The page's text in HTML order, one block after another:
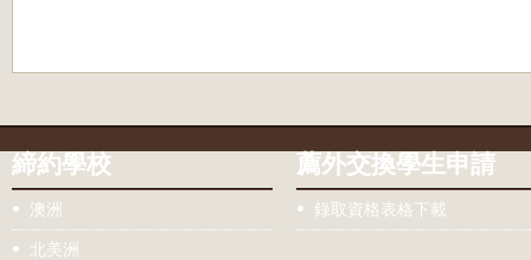
締約學校
澳洲
北美洲
薦外交換學生申請
錄取資格表格下載